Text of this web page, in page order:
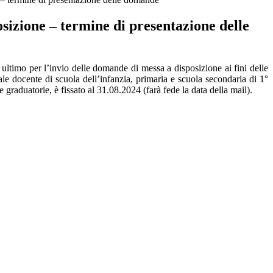
– termine di presentazione delle
per l’invio delle domande di messa a disposizione ai fini delle
docente di scuola dell’infanzia, primaria e scuola secondaria di 1°
è fissato al 31.08.2024 (farà fede la data della mail).